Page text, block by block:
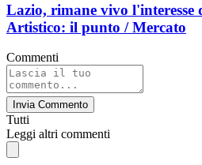
Lazio, rimane vivo l'interesse
Artistico: il punto / Mercato
Commenti
Invia Commento
Tutti
Leggi altri commenti